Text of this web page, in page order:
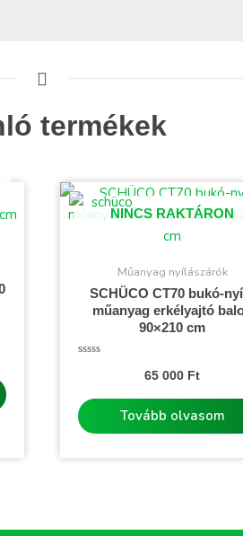
termékek
NINCS RAKTÁRON
Műanyag nyílászárók
SCHÜCO CT70 bukó-
műanyag erkélyajtó
90×210 cm
65 000 Ft
Tovább olvasom